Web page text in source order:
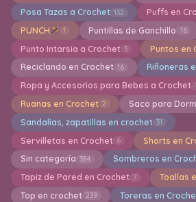
Posa Tazas a Crochet 132 Puffs en
PUNCH 1 Puntillas de Ganchillo 16
Punto Intarsia a Crochet 3 Puntos en
Reciclando en Crochet 16 Riñoneras
Ropa y Accesorios para Bebes a Crochet
Ruanas en Crochet 2 Saco para
Sandalias, zapatillas en crochet 31
Servilletas en Crochet 6 Shorts en
Sin categoría 384 Sombreros en
Tapiz de Pared en Crochet 7 Toallas
Top en crochet 239 Toreras en